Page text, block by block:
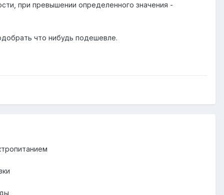
при превышении определенного значения -
что нибудь подешевле.